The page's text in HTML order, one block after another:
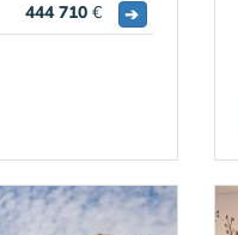
444 710 € ➔